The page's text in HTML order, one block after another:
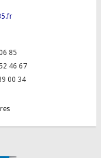
85
46 67
00 34